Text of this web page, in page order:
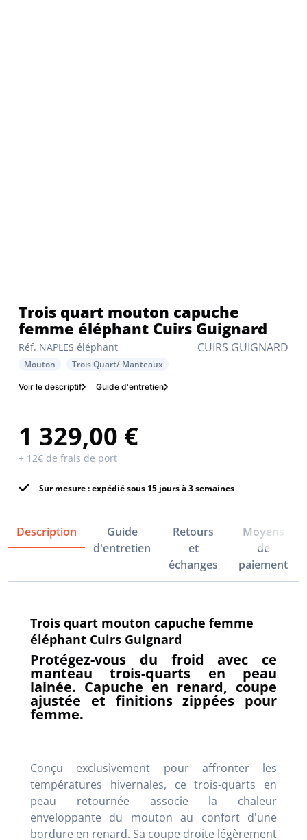
CUIRS GUIGNARD
Réf. NAPLES éléphant
Trois quart mouton capuche
femme éléphant Cuirs Guignard
Mouton Trois Quart/ Manteaux
Voir le descriptif Guide d'entretien
1 329,00 €
+ 12€ de frais de port
Sur mesure : expédié sous 15 jours à 3 semaines
Description
Guide
d'entretien
Retours
et
échanges
Moyens
de
paiement
Trois quart mouton capuche femme
éléphant Cuirs Guignard
Protégez-vous du froid avec ce
manteau trois-quarts en peau
lainée. Capuche en renard, coupe
ajustée et finitions zippées pour
femme.
Conçu exclusivement pour affronter les
températures hivernales, ce trois-quarts en
peau retournée associe la chaleur
enveloppante du mouton au confort d'une
bordure en renard. Sa coupe droite légèrement